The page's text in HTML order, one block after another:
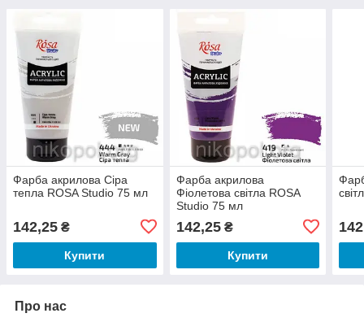
Фарба акрилова Сіра
тепла ROSA Studio 75 мл
142,25 ₴
Купити
Фарба акрилова
Фіолетова світла ROSA
Studio 75 мл
142,25₴
Купити
Про нас